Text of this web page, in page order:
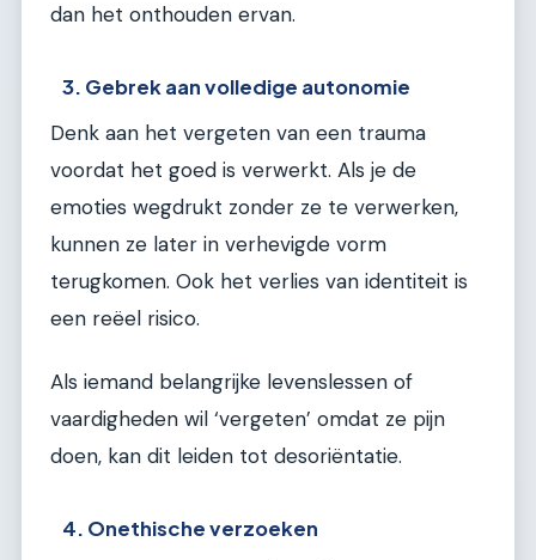
dan het onthouden ervan.
3. Gebrek aan volledige autonomie
Denk aan het vergeten van een trauma
voordat het goed is verwerkt. Als je de
emoties wegdrukt zonder ze te verwerken,
kunnen ze later in verhevigde vorm
terugkomen. Ook het verlies van identiteit is
een reëel risico.
Als iemand belangrijke levenslessen of
vaardigheden wil ‘vergeten’ omdat ze pijn
doen, kan dit leiden tot desoriëntatie.
4. Onethische verzoeken